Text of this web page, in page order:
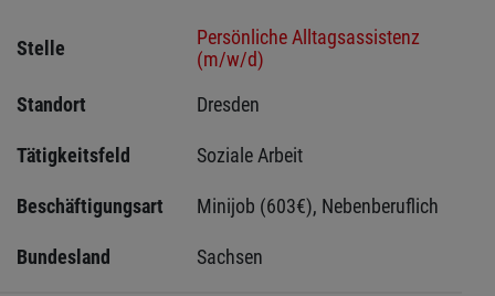
Stelle
Persönliche Alltagsassistenz
(m/w/d)
Standort
Dresden
Tätigkeitsfeld Soziale Arbeit
Beschäftigungsart Minijob (603€), Nebenberuflich
Bundesland Sachsen